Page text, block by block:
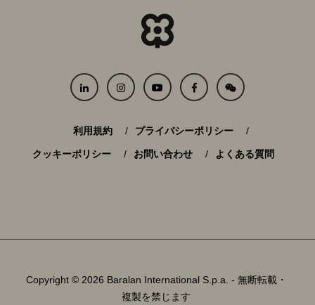
利用規約 プライバシーポリシー
クッキーポリシー お問い合わせ よくある質問
Copyright © 2026 Baralan International S.p.a. - 無断転載・
複製を禁じます